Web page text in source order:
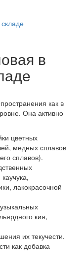
в
как в
Она активно
цветных
медных сплавов
сплавов).
лакокрасочной
кия,
их текучести.
как добавка